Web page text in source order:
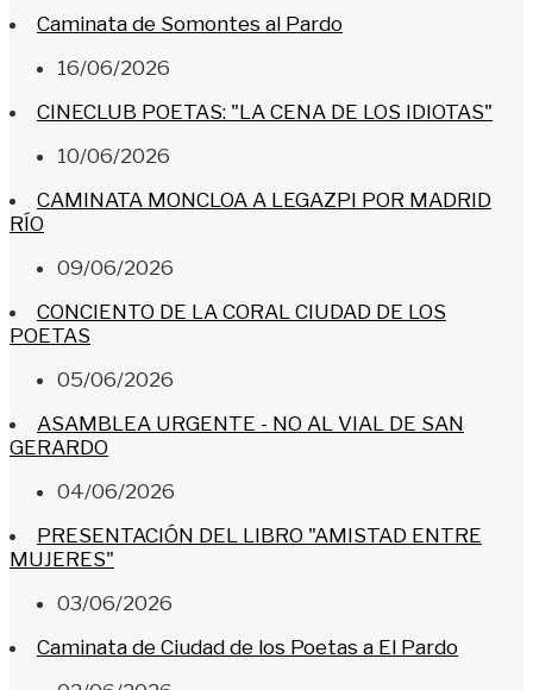
Caminata de Somontes al Pardo
16/06/2026
CINECLUB POETAS: "LA CENA DE LOS IDIOTAS"
10/06/2026
CAMINATA MONCLOA A LEGAZPI POR MADRID
RÍO
09/06/2026
CONCIENTO DE LA CORAL CIUDAD DE LOS
POETAS
05/06/2026
ASAMBLEA URGENTE - NO AL VIAL DE SAN
GERARDO
04/06/2026
PRESENTACIÓN DEL LIBRO "AMISTAD ENTRE
MUJERES"
03/06/2026
Caminata de Ciudad de los Poetas a El Pardo